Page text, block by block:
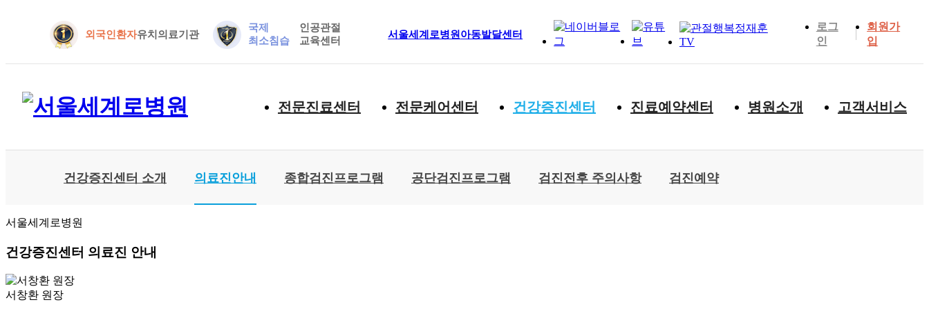
외국인환자유치의료기관
국제
최소침습
인공관절
교육센터
서울세계로병원아동발달센터
로그
인
회원가
입
전문진료센터 전문케어센터 건강증진센터 진료예약센터 병원소개 고객서비스
건강증진센터 소개 의료진안내 종합검진프로그램 공단검진프로그램 검진전후 주의사항 검진예약
서울세계로병원
건강증진센터 의료진 안내
서창환 원장